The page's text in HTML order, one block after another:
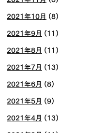
2021年10月 (8)
2021年9月 (11)
2021年8月 (11)
2021年7月 (13)
2021年6月 (8)
2021年5月 (9)
2021年4月 (13)